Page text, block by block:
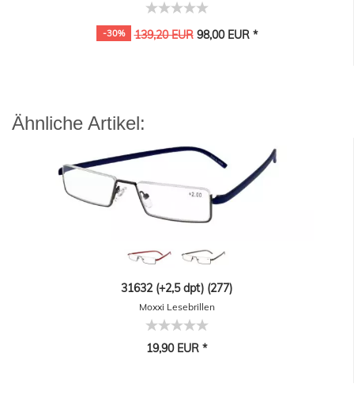
-30% 139,20 EUR98,00 EUR *
Ähnliche Artikel:
31632 (+2,5 dpt) (277)
Moxxi Lesebrillen
19,90 EUR *